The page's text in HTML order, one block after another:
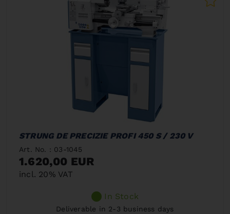
STRUNG DE PRECIZIE PROFI 450 S / 230 V
Art. No. : 03-1045
1.620,00 EUR
incl. 20% VAT
In Stock
Deliverable in 2-3 business days